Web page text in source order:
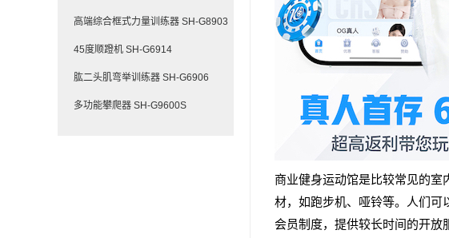
高端综合框式力量训练器 SH-G8903
45度顺蹬机 SH-G6914
肱二头肌弯举训练器 SH-G6906
多功能攀爬器 SH-G9600S
商业健身运动馆是比较常见的
材，如跑步机、哑铃等。人们可
会员制度，提供较长时间的开放